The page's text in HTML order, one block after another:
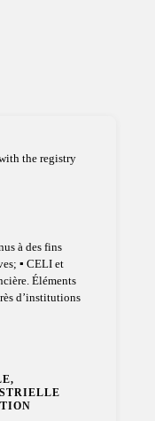
the registry
à des fins
▪ CELI et
Éléments
d’institutions